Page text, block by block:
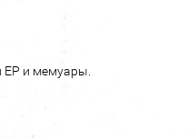
ЕР и мемуары.